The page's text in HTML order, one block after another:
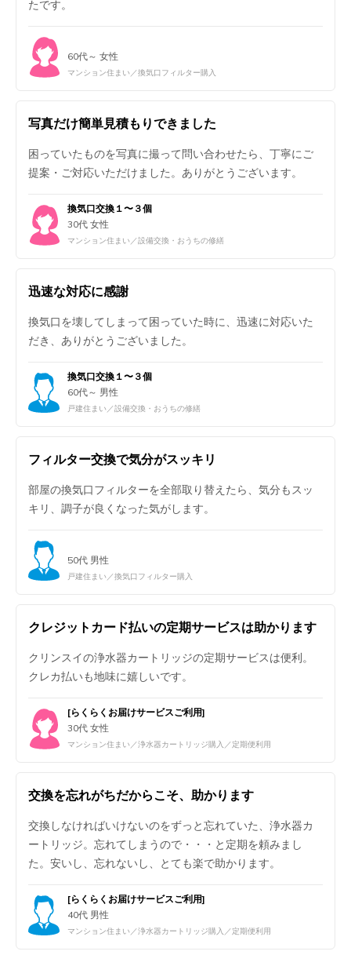
たです。
60代～ 女性
マンション住まい／換気口フィルター購入
写真だけ簡単見積もりできました
困っていたものを写真に撮って問い合わせたら、丁寧にご
提案・ご対応いただけました。ありがとうございます。
換気口交換１〜３個
30代 女性
マンション住まい／設備交換・おうちの修繕
迅速な対応に感謝
換気口を壊してしまって困っていた時に、迅速に対応いた
だき、ありがとうございました。
換気口交換１〜３個
60代～ 男性
戸建住まい／設備交換・おうちの修繕
フィルター交換で気分がスッキリ
部屋の換気口フィルターを全部取り替えたら、気分もスッ
キリ、調子が良くなった気がします。
50代 男性
戸建住まい／換気口フィルター購入
クレジットカード払いの定期サービスは助かります
クリンスイの浄水器カートリッジの定期サービスは便利。
クレカ払いも地味に嬉しいです。
[らくらくお届けサービスご利用]
30代 女性
マンション住まい／浄水器カートリッジ購入／定期便利用
交換を忘れがちだからこそ、助かります
交換しなければいけないのをずっと忘れていた、浄水器カ
ートリッジ。忘れてしまうので・・・と定期を頼みまし
た。安いし、忘れないし、とても楽で助かります。
[らくらくお届けサービスご利用]
40代 男性
マンション住まい／浄水器カートリッジ購入／定期便利用